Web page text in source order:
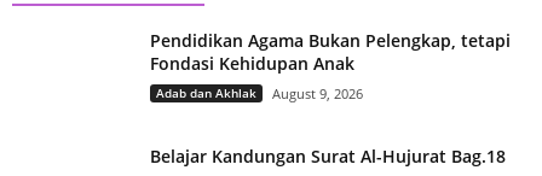
Pendidikan Agama Bukan Pelengkap, tetapi
Fondasi Kehidupan Anak
Adab dan Akhlak August 9, 2026
Belajar Kandungan Surat Al-Hujurat Bag.18